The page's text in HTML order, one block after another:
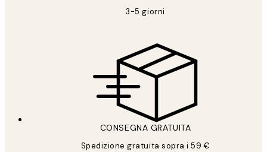
3-5 giorni
CONSEGNA GRATUITA
Spedizione gratuita sopra i 59 €